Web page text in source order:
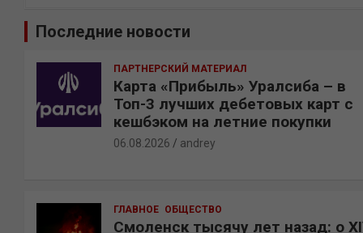
Последние новости
ПАРТНЕРСКИЙ МАТЕРИАЛ
Карта «Прибыль» Уралсиба – в
Топ-3 лучших дебетовых карт с
кешбэком на летние покупки
06.08.2026 andrey
ГЛАВНОЕ ОБЩЕСТВО
Смоленск тысячу лет назад: о